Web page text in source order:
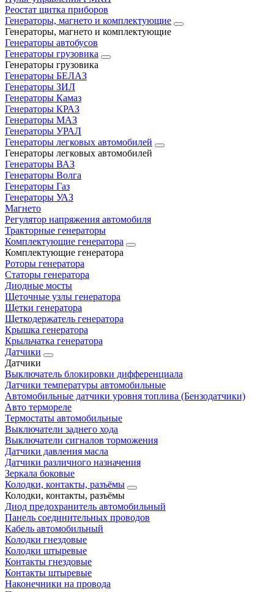
Реостат щитка приборов
Генераторы, магнето и комплектующие
Генераторы, магнето и комплектующие
Генераторы автобусов
Генераторы грузовика
Генераторы грузовика
Генераторы БЕЛАЗ
Генераторы ЗИЛ
Генераторы Камаз
Генераторы КРАЗ
Генераторы МАЗ
Генераторы УРАЛ
Генераторы легковых автомобилей
Генераторы легковых автомобилей
Генераторы ВАЗ
Генераторы Волга
Генераторы Газ
Генераторы УАЗ
Магнето
Регулятор напряжения автомобиля
Тракторные генераторы
Комплектующие генератора
Комплектующие генератора
Роторы генератора
Статоры генератора
Диодные мосты
Щеточные узлы генератора
Щетки генератора
Щеткодержатель генератора
Крышка генератора
Крыльчатка генератора
Датчики
Датчики
Выключатель блокировки дифференциала
Датчики температуры автомобильные
Автомобильные датчики уровня топлива (Бензодатчики)
Авто термореле
Термостаты автомобильные
Выключатели заднего хода
Выключатели сигналов торможения
Датчики давления масла
Датчики различного назначения
Зеркала боковые
Колодки, контакты, разъёмы
Колодки, контакты, разъёмы
Диод предохранитель автомобильный
Панель соединительных проводов
Кабель автомобильный
Колодки гнездовые
Колодки штыревые
Контакты гнездовые
Контакты штыревые
Наконечники на провода